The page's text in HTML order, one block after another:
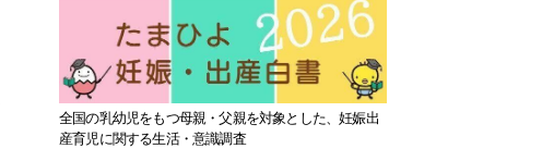
全国の乳幼児をもつ母親・父親を対象とした、妊娠出
産育児に関する生活・意識調査